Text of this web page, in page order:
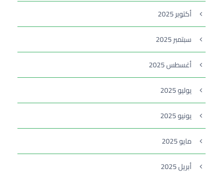
أكتوبر 2025
سبتمبر 2025
أغسطس 2025
يوليو 2025
يونيو 2025
مايو 2025
أبريل 2025